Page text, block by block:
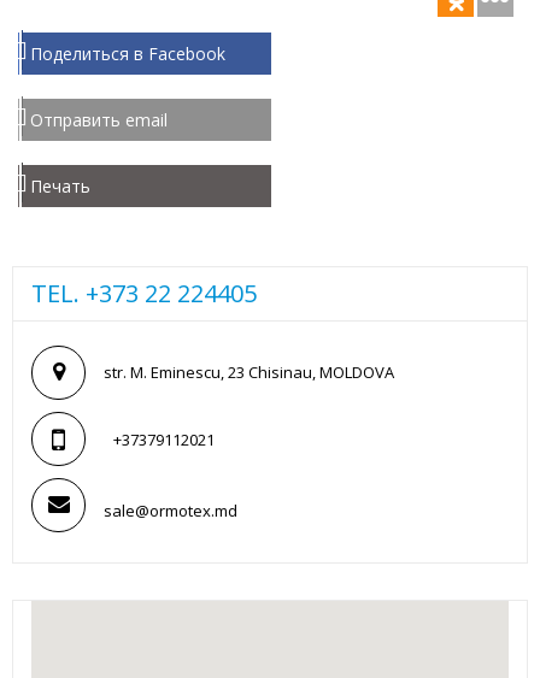
Поделиться в Facebook
Отправить email
Печать
TEL. +373 22 224405
str. M. Eminescu, 23 Chisinau, MOLDOVA
+37379112021
sale@ormotex.md